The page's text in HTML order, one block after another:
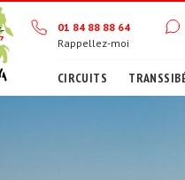
01 84 88 88 64
Rappellez-moi
CIRCUITS